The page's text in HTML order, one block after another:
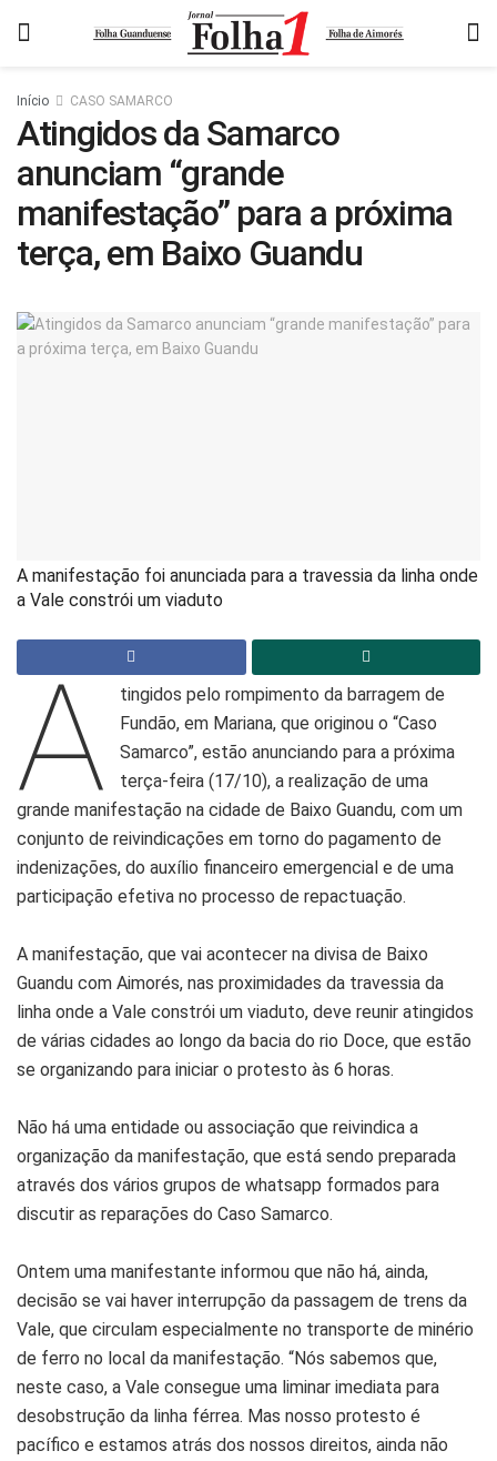
Início CASO SAMARCO
Atingidos da Samarco
anunciam “grande
manifestação” para a próxima
terça, em Baixo Guandu
A manifestação foi anunciada para a travessia da linha onde
a Vale constrói um viaduto
A
tingidos pelo rompimento da barragem de
Fundão, em Mariana, que originou o “Caso
Samarco”, estão anunciando para a próxima
terça-feira (17/10), a realização de uma
grande manifestação na cidade de Baixo Guandu, com um
conjunto de reivindicações em torno do pagamento de
indenizações, do auxílio financeiro emergencial e de uma
participação efetiva no processo de repactuação.
A manifestação, que vai acontecer na divisa de Baixo
Guandu com Aimorés, nas proximidades da travessia da
linha onde a Vale constrói um viaduto, deve reunir atingidos
de várias cidades ao longo da bacia do rio Doce, que estão
se organizando para iniciar o protesto às 6 horas.
Não há uma entidade ou associação que reivindica a
organização da manifestação, que está sendo preparada
através dos vários grupos de whatsapp formados para
discutir as reparações do Caso Samarco.
Ontem uma manifestante informou que não há, ainda,
decisão se vai haver interrupção da passagem de trens da
Vale, que circulam especialmente no transporte de minério
de ferro no local da manifestação. “Nós sabemos que,
neste caso, a Vale consegue uma liminar imediata para
desobstrução da linha férrea. Mas nosso protesto é
pacífico e estamos atrás dos nossos direitos, ainda não